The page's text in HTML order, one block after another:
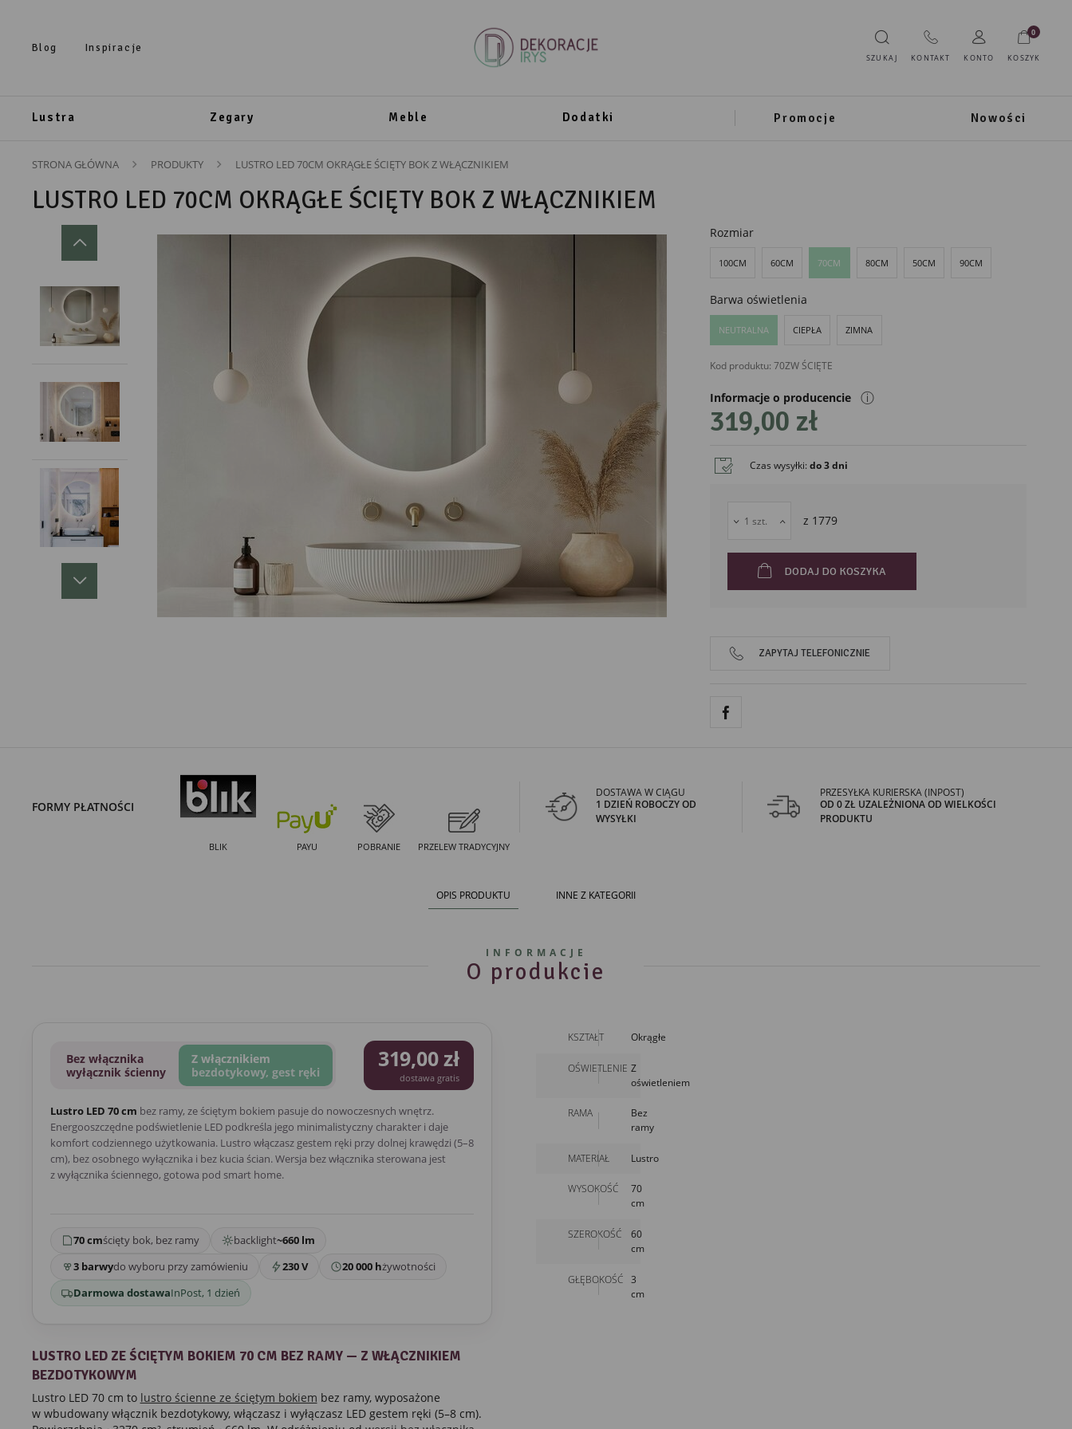
Blog Inspiracje
SZUKAJ KONTAKT KONTO KOSZYK
0
Lustra Zegary Meble Dodatki Promocje Nowości
STRONA GŁÓWNA PRODUKTY LUSTRO LED 70CM OKRĄGŁE ŚCIĘTY BOK Z WŁĄCZNIKIEM
LUSTRO LED 70CM OKRĄGŁE ŚCIĘTY BOK Z WŁĄCZNIKIEM
Rozmiar
100CM 60CM 70CM 80CM 50CM 90CM
Barwa oświetlenia
NEUTRALNA CIEPŁA ZIMNA
Kod produktu: 70ZW ŚCIĘTE
Informacje o producencie
PRODUCENT
DekoracjeIrys
DekoracjeIrys.pl Paweł Ćwikliński
726689468
biuro@dekoracjeirys.pl
88-320
Łąkie
Polska
ⓘ
319,00 zł
Czas wysyłki:do 3 dni
z 1779
DODAJ DO KOSZYKA
ZAPYTAJ TELEFONICZNIE
FORMY PŁATNOŚCI
BLIK PAYU POBRANIE PRZELEW TRADYCYJNY
DOSTAWA W CIĄGU
1 DZIEŃ ROBOCZY OD
WYSYŁKI
PRZESYŁKA KURIERSKA (INPOST)
OD 0 ZŁ UZALEŻNIONA OD WIELKOŚCI
PRODUKTU
OPIS PRODUKTU INNE Z KATEGORII
INFORMACJE
O produkcie
Bez włącznika
wyłącznik ścienny
Z włącznikiem
bezdotykowy, gest ręki
319,00 zł
dostawa gratis
Lustro LED 70 cm bez ramy, ze ściętym bokiem pasuje do nowoczesnych wnętrz.
Energooszczędne podświetlenie LED podkreśla jego minimalistyczny charakter i daje
komfort codziennego użytkowania. Lustro włączasz gestem ręki przy dolnej krawędzi (5–8
cm), bez osobnego wyłącznika i bez kucia ścian. Wersja bez włącznika sterowana jest
z wyłącznika ściennego, gotowa pod smart home.
70 cmścięty bok, bez ramy backlight~660 lm
3 barwydo wyboru przy zamówieniu 230 V 20 000 hżywotności
Darmowa dostawaInPost, 1 dzień
LUSTRO LED ZE ŚCIĘTYM BOKIEM 70 CM BEZ RAMY — Z WŁĄCZNIKIEM
BEZDOTYKOWYM
Lustro LED 70 cm to lustro ścienne ze ściętym bokiem bez ramy, wyposażone
w wbudowany włącznik bezdotykowy, włączasz i wyłączasz LED gestem ręki (5–8 cm).
KSZTAŁT Okrągłe
OŚWIETLENIE Z
oświetleniem
RAMA
Bez
ramy
MATERIAŁ Lustro
WYSOKOŚĆ
70
cm
SZEROKOŚĆ
60
cm
GŁĘBOKOŚĆ
3
cm